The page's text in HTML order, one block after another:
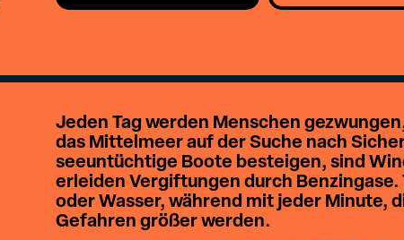
Jeden Tag werden Menschen
das Mittelmeer auf der Suche nach
seeuntüchtige Boote besteigen, sind
erleiden Vergiftungen durch Benzingase.
oder Wasser, während mit jeder Minute,
Gefahren größer werden.